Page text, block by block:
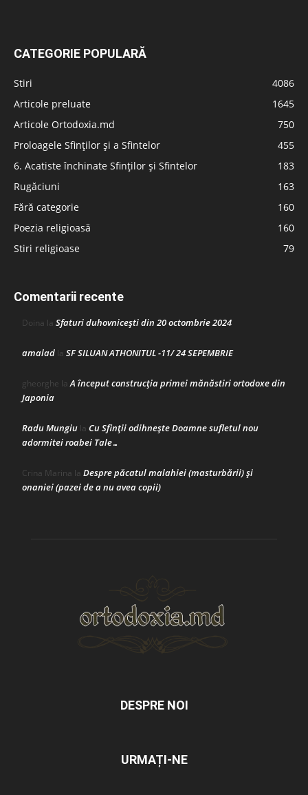
CATEGORIE POPULARĂ
Stiri
4086
Articole preluate
1645
Articole Ortodoxia.md
750
Proloagele Sfinților și a Sfintelor
455
6. Acatiste închinate Sfinților și Sfintelor
183
Rugăciuni
163
Fără categorie
160
Poezia religioasă
160
Stiri religioase
79
Comentarii recente
Doina la Sfaturi duhovnicești din 20 octombrie 2024
amalad la SF SILUAN ATHONITUL -11/ 24 SEPEMBRIE
gheorghe laA început construcţia primei mănăstiri ortodoxe din
Japonia
Radu Mungiu la Cu Sfinții odihnește Doamne sufletul nou
adormitei roabei Tale…
Crina Marina la Despre păcatul malahiei (masturbării) şi
onaniei (pazei de a nu avea copii)
DESPRE NOI
URMAȚI-NE